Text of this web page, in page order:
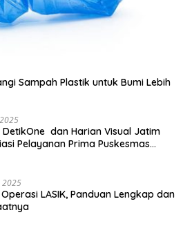
Sampah Plastik untuk Bumi Lebih
DetikOne dan Harian Visual Jatim
Pelayanan Prima Puskesmas
2025
LASIK, Panduan Lengkap dan